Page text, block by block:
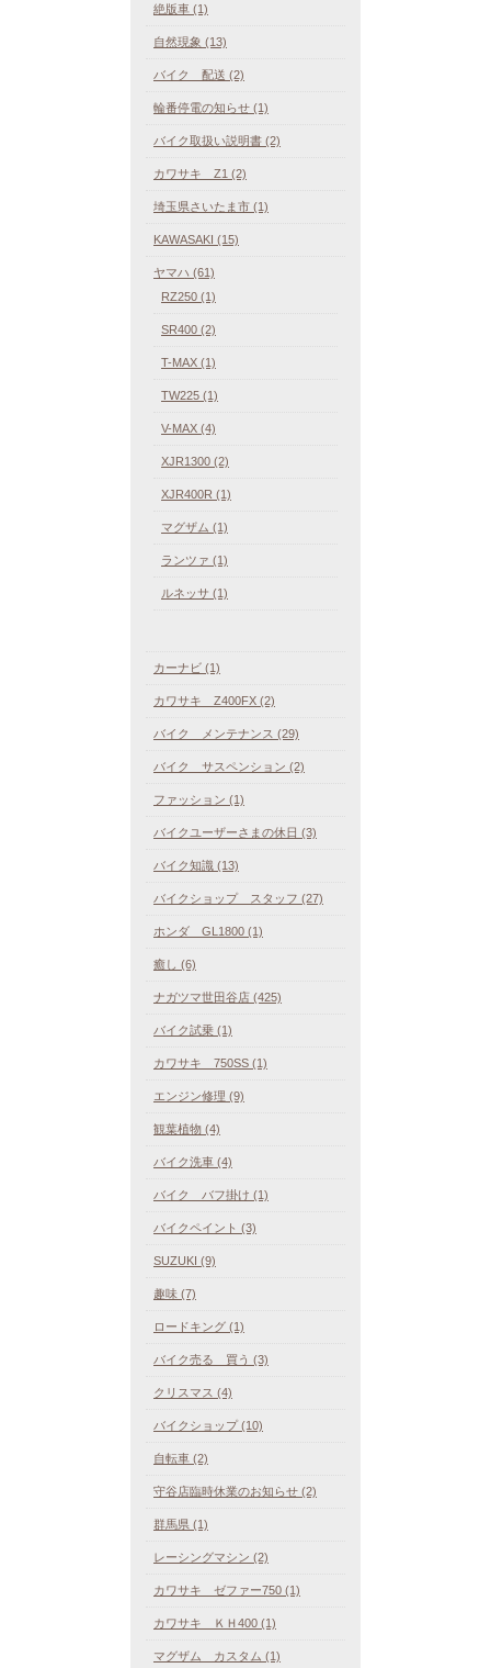
絶版車 (1)
自然現象 (13)
バイク 配送 (2)
輪番停電の知らせ (1)
バイク取扱い説明書 (2)
カワサキ Z1 (2)
埼玉県さいたま市 (1)
KAWASAKI (15)
ヤマハ (61)
RZ250 (1)
SR400 (2)
T-MAX (1)
TW225 (1)
V-MAX (4)
XJR1300 (2)
XJR400R (1)
マグザム (1)
ランツァ (1)
ルネッサ (1)
カーナビ (1)
カワサキ Z400FX (2)
バイク メンテナンス (29)
バイク サスペンション (2)
ファッション (1)
バイクユーザーさまの休日 (3)
バイク知識 (13)
バイクショップ スタッフ (27)
ホンダ GL1800 (1)
癒し (6)
ナガツマ世田谷店 (425)
バイク試乗 (1)
カワサキ 750SS (1)
エンジン修理 (9)
観葉植物 (4)
バイク洗車 (4)
バイク バフ掛け (1)
バイクペイント (3)
SUZUKI (9)
趣味 (7)
ロードキング (1)
バイク売る 買う (3)
クリスマス (4)
バイクショップ (10)
自転車 (2)
守谷店臨時休業のお知らせ (2)
群馬県 (1)
レーシングマシン (2)
カワサキ ゼファー750 (1)
カワサキ ＫＨ400 (1)
マグザム カスタム (1)